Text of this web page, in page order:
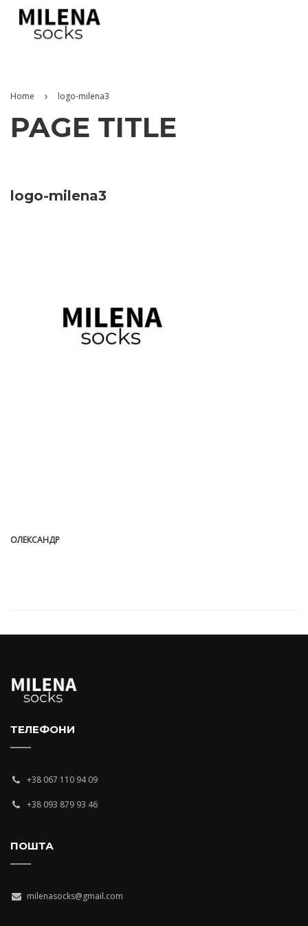
Home logo-milena3
PAGE TITLE
logo-milena3
ОЛЕКСАНДР
ТЕЛЕФОНИ
+38 067 110 94 09
+38 093 879 93 46
ПОШТА
milenasocks@gmail.com